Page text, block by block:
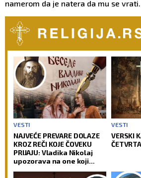
namerom da je natera da mu se vrati.
VESTI
NAJVEĆE PREVARE DOLAZE
KROZ REČI KOJE ČOVEKU
PRIJAJU: Vladika Nikolaj
upozorava na one koji
VESTI
VERSKI